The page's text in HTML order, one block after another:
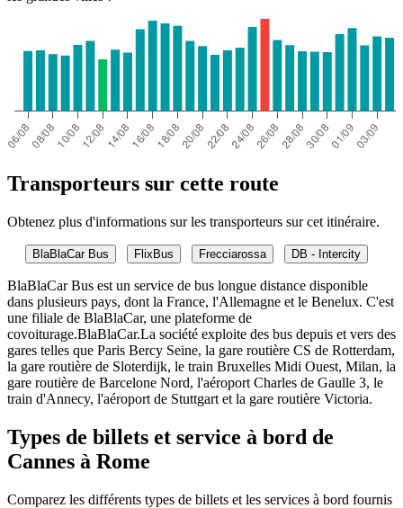
Transporteurs sur cette route
Obtenez plus d'informations sur les transporteurs sur cet itinéraire.
BlaBlaCar Bus FlixBus Frecciarossa DB - Intercity
BlaBlaCar Bus est un service de bus longue distance disponible
dans plusieurs pays, dont la France, l'Allemagne et le Benelux. C'est
une filiale de BlaBlaCar, une plateforme de
covoiturage.BlaBlaCar.La société exploite des bus depuis et vers des
gares telles que Paris Bercy Seine, la gare routière CS de Rotterdam,
la gare routière de Sloterdijk, le train Bruxelles Midi Ouest, Milan, la
gare routière de Barcelone Nord, l'aéroport Charles de Gaulle 3, le
train d'Annecy, l'aéroport de Stuttgart et la gare routière Victoria.
Types de billets et service à bord de
Cannes à Rome
Comparez les différents types de billets et les services à bord fournis